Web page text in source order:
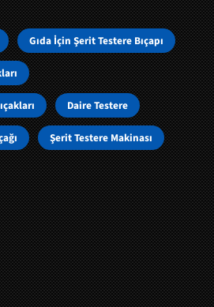
Gıda İçin Şerit Testere Bıçapı
Daire Testere
Şerit Testere Makinası